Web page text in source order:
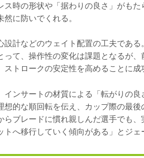
ス時の形状や「据わりの良さ」がも
に防いでくれる。
設計などのウェイト配置の工夫であ
って、操作性の変化は課題となるが
ストロークの安定性を高めることに成
インサートの材質による「転がりの
想的な順回転を伝え、カップ際の最後
らブレードに慣れ親しんだ選手でも
トへ移行していく傾向がある」とジェ